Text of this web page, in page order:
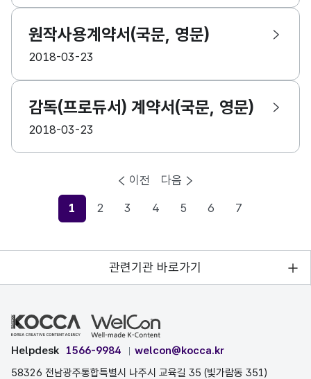
원작사용계약서(국문, 영문)
등록일2018-03-23
감독(프로듀서) 계약서(국문, 영문)
등록일2018-03-23
이전
현재페이지
1 2 3 4 5 6 7
다음
관련기관 바로가기
Helpdesk 1566-9984
welcon@kocca.kr
58326 전남광주통합특별시 나주시 교육길 35 (빛가람동 351)